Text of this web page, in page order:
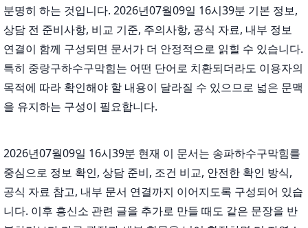
분명히 하는 것입니다. 2026년07월09일 16시39분 기본 정보,
상담 전 준비사항, 비교 기준, 주의사항, 공식 자료, 내부 정보
연결이 함께 구성되면 문서가 더 안정적으로 읽힐 수 있습니다.
특히 중랑구하수구막힘는 어떤 단어로 치환되더라도 이용자의
목적에 따라 확인해야 할 내용이 달라질 수 있으므로 넓은 문맥
을 유지하는 구성이 필요합니다.
2026년07월09일 16시39분 현재 이 문서는 송파하수구막힘를
중심으로 정보 확인, 상담 준비, 조건 비교, 안전한 확인 방식,
공식 자료 참고, 내부 문서 연결까지 이어지도록 구성되어 있습
니다. 이후 흥신소 관련 글을 추가로 만들 때도 같은 문장을 반